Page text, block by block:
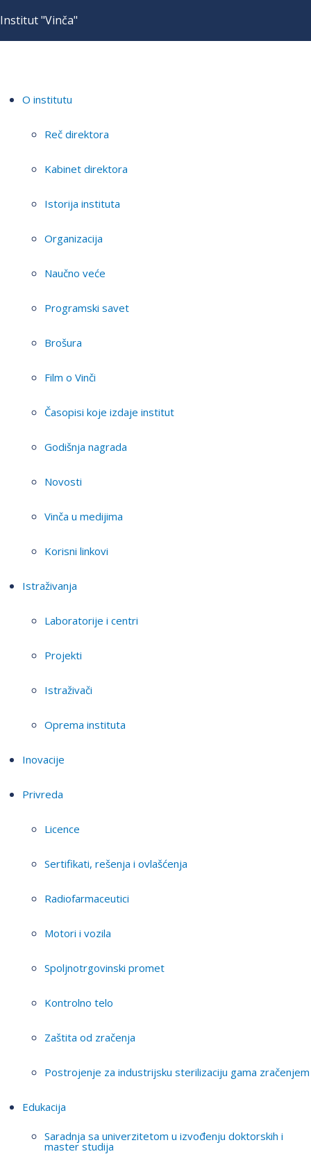
Institut "Vinča"
O institutu
Reč direktora
Kabinet direktora
Istorija instituta
Organizacija
Naučno veće
Programski savet
Brošura
Film o Vinči
Časopisi koje izdaje institut
Godišnja nagrada
Novosti
Vinča u medijima
Korisni linkovi
Istraživanja
Laboratorije i centri
Projekti
Istraživači
Oprema instituta
Inovacije
Privreda
Licence
Sertifikati, rešenja i ovlašćenja
Radiofarmaceutici
Motori i vozila
Spoljnotrgovinski promet
Kontrolno telo
Zaštita od zračenja
Postrojenje za industrijsku sterilizaciju gama zračenjem
Edukacija
Saradnja sa univerzitetom u izvođenju doktorskih i
master studija